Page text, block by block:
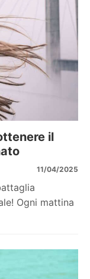
il
11/04/2025
Ogni mattina